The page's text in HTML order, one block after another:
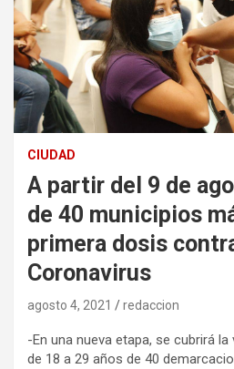
CIUDAD
A partir del 9 de
de 40 municipios
primera dosis
Coronavirus
agosto 4, 2021 redaccion
-En una nueva etapa, se cubrirá
de 18 a 29 años de 40